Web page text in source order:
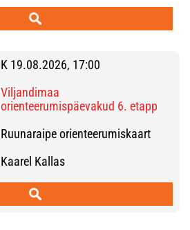
K 19.08.2026, 17:00
Viljandimaa
orienteerumispäevakud 6. etapp
Ruunaraipe orienteerumiskaart
Kaarel Kallas